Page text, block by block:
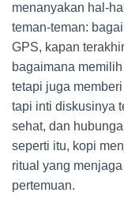
menanyakan hal-
teman-teman:
GPS, kapan
bagaimana
tetapi juga
tapi inti diskusinya
sehat, dan
seperti itu, kopi
ritual yang
pertemuan.